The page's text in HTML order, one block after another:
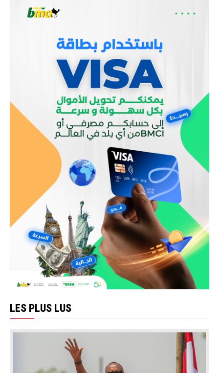
LES PLUS LUS